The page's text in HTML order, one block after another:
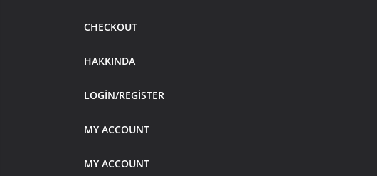
CHECKOUT
HAKKINDA
LOGIN/REGISTER
MY ACCOUNT
MY ACCOUNT